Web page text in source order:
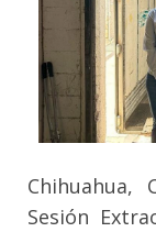
Chihuahua,
Sesión